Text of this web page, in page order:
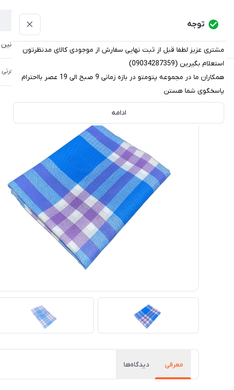
توجه
مشتری عزیز لطفا قبل از ثبت نهایی سفارش از موجودی کالای مدنظرتون
استعلام بگیرین (09034287359)
همکاران ما در مجموعه پتومتو در بازه زمانی 9 صبح الی 19 عصر بااحترام
پاسخگوی شما هستن
ادامه
دسته‌بندی کالاها خانه دسته بندی محصولات
پتو
معرفی دیدگاه‌ها